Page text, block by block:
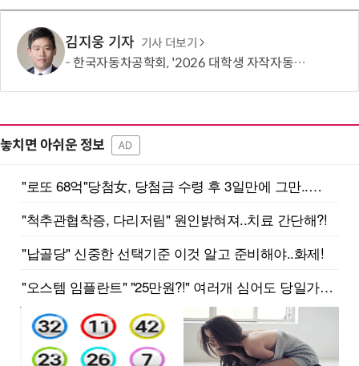
김지웅 기자 기사 더보기
한국자동차공학회, '2026 대학생 자작자동차대회 포뮬러 부문' 개최
놓치면 아쉬운 정보 AD